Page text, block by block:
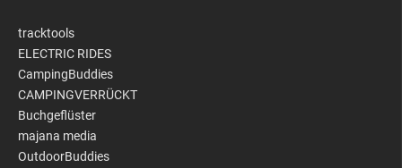
tracktools
ELECTRIC RIDES
CampingBuddies
CAMPINGVERRÜCKT
Buchgeflüster
majana media
OutdoorBuddies